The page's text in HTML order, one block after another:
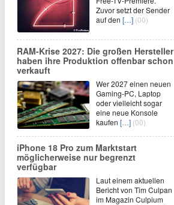
Zuvor setzt der Sender
auf den […] (00)
RAM-Krise 2027: Die großen Hersteller
haben ihre Produktion offenbar schon
verkauft
Wer 2027 einen neuen
Gaming-PC, Laptop
oder vielleicht sogar
eine neue Konsole
kaufen […] (00)
iPhone 18 Pro zum Marktstart
möglicherweise nur begrenzt
verfügbar
Laut einem aktuellen
Bericht von Tim Culpan
im Magazin Culpium